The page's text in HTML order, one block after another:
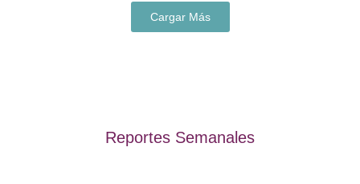
Cargar Más
Reportes Semanales